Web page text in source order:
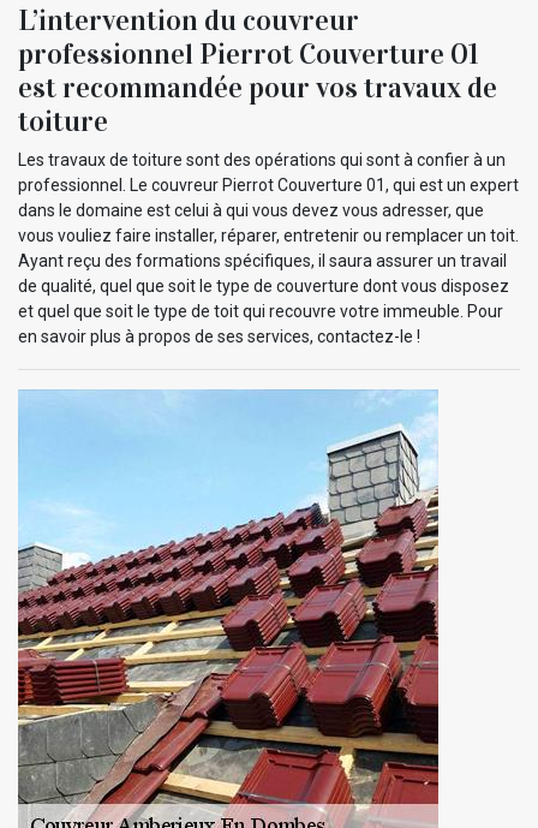
L’intervention du couvreur
professionnel Pierrot Couverture 01
est recommandée pour vos travaux de
toiture
Les travaux de toiture sont des opérations qui sont à confier à un
professionnel. Le couvreur Pierrot Couverture 01, qui est un expert
dans le domaine est celui à qui vous devez vous adresser, que
vous vouliez faire installer, réparer, entretenir ou remplacer un toit.
Ayant reçu des formations spécifiques, il saura assurer un travail
de qualité, quel que soit le type de couverture dont vous disposez
et quel que soit le type de toit qui recouvre votre immeuble. Pour
en savoir plus à propos de ses services, contactez-le !